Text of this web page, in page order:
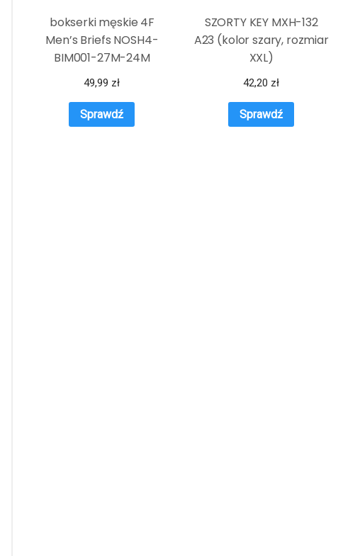
bokserki męskie 4F
Men’s Briefs NOSH4-
BIM001-27M-24M
49,99 zł
Sprawdź
SZORTY KEY MXH-132
A23 (kolor szary, rozmiar
XXL)
42,20 zł
Sprawdź